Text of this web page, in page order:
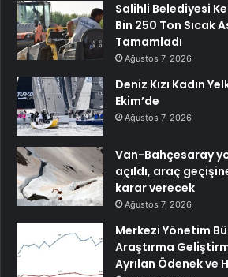
Salihli Belediyesi
Bin 250 Ton Sıcak
Tamamladı
Ağustos 7, 2026
Deniz Kızı Kadın
Ekim’de
Ağustos 7, 2026
Van-Bahçesaray
açıldı, araç
karar verecek
Ağustos 7, 2026
Merkezi Yönetim
Araştırma
Ayrılan Ödenek ve